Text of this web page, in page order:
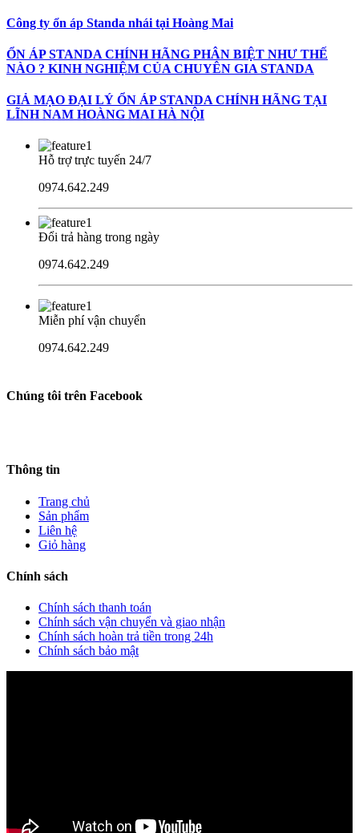
Công ty ổn áp Standa nhái tại Hoàng Mai
ỔN ÁP STANDA CHÍNH HÃNG PHÂN BIỆT NHƯ THẾ
NÀO ? KINH NGHIỆM CỦA CHUYÊN GIA STANDA
GIẢ MẠO ĐẠI LÝ ỔN ÁP STANDA CHÍNH HÃNG TẠI
LĨNH NAM HOÀNG MAI HÀ NỘI
Hỗ trợ trực tuyến 24/7
0974.642.249
Đổi trả hàng trong ngày
0974.642.249
Miễn phí vận chuyển
0974.642.249
Chúng tôi trên Facebook
Thông tin
Trang chủ
Sản phẩm
Liên hệ
Giỏ hàng
Chính sách
Chính sách thanh toán
Chính sách vận chuyển và giao nhận
Chính sách hoàn trả tiền trong 24h
Chính sách bảo mật